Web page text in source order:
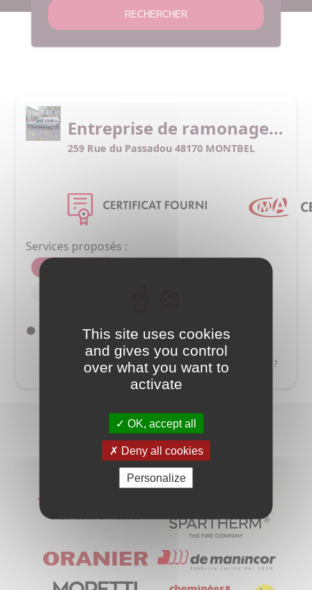
RECHERCHER
Entreprise de ramonage Patrick Kaled
259 Rue du Passadou 48170 MONTBEL
Services proposés :
ramonage - bois
● Tarif ramonage - bois : 72.00 €
E-mail Tél. : 06 21 41 40 76 N° Invalide ?
Avec le
soutien de :
This site uses cookies
and gives you control
over what you want to
activate
OK, accept all
Deny all cookies
Personalize